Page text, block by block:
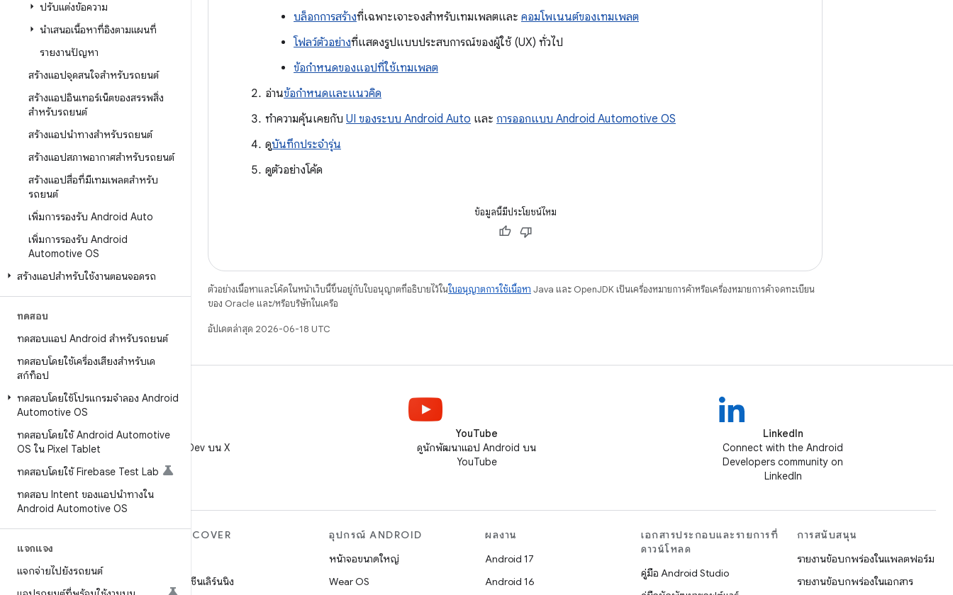
ปรับแต่งข้อความ
นำเสนอเนื้อหาที่อิงตามแผนที่
รายงานปัญหา
สร้างแอปจุดสนใจสำหรับรถยนต์
สร้างแอปอินเทอร์เน็ตของสรรพสิ่ง
สำหรับรถยนต์
สร้างแอปนำทางสำหรับรถยนต์
สร้างแอปสภาพอากาศสำหรับรถยนต์
สร้างแอปสื่อที่มีเทมเพลตสำหรับ
รถยนต์
เพิ่มการรองรับ Android Auto
เพิ่มการรองรับ Android
Automotive OS
สร้างแอปสำหรับใช้งานตอนจอดรถ
ทดสอบ
ทดสอบแอป Android สำหรับรถยนต์
ทดสอบโดยใช้เครื่องเสียงสำหรับเด
สก์ท็อป
ทดสอบโดยใช้โปรแกรมจำลอง Android
Automotive OS
ทดสอบโดยใช้ Android Automotive
OS ใน Pixel Tablet
ทดสอบโดยใช้ Firebase Test Lab
ทดสอบ Intent ของแอปนำทางใน
Android Automotive OS
แจกแจง
แจกจ่ายไปยังรถยนต์
บล็อกการสร้างที่เฉพาะเจาะจงสำหรับเทมเพลตและ คอมโพเนนต์ของเทมเพลต
โฟลว์ตัวอย่างที่แสดงรูปแบบประสบการณ์ของผู้ใช้ (UX) ทั่วไป
ข้อกำหนดของแอปที่ใช้เทมเพลต
อ่านข้อกำหนดและแนวคิด
ทำความคุ้นเคยกับ UI ของระบบ Android Auto และ การออกแบบ Android Automotive OS
ดูบันทึกประจำรุ่น
ดูตัวอย่างโค้ด
ข้อมูลนี้มีประโยชน์ไหม
ตัวอย่างเนื้อหาและโค้ดในหน้าเว็บนี้ขึ้นอยู่กับใบอนุญาตที่อธิบายไว้ในใบอนุญาตการใช้เนื้อหา Java และ OpenJDK เป็นเครื่องหมายการค้าหรือเครื่องหมายการค้าจดทะเบียน
ของ Oracle และ/หรือบริษัทในเครือ
อัปเดตล่าสุด 2026-06-18 UTC
X
ติดตาม @AndroidDev บน X
YouTube
ดูนักพัฒนาแอป Android บน
YouTube
LinkedIn
Connect with the Android
Developers community on
LinkedIn
DISCOVER
แมชชีนเลิร์นนิง
อุปกรณ์ ANDROID
หน้าจอขนาดใหญ่
Wear OS
ผลงาน
Android 17
Android 16
เอกสารประกอบและรายการที่
ดาวน์โหลด
คู่มือ Android Studio
การสนับสนุน
รายงานข้อบกพร่องในแพลตฟอร์ม
รายงานข้อบกพร่องในเอกสาร